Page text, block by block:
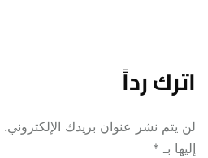
اترك رداً
لن يتم نشر عنوان بريدك الإلكتروني.
إليها بـ *